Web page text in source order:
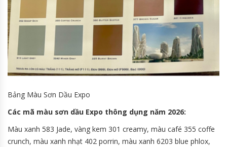
Bảng Màu Sơn Dầu Expo
Các mã màu sơn dầu Expo thông dụng năm 2026:
Màu xanh 583 Jade, vàng kem 301 creamy, màu café 355 coffe
crunch, màu xanh nhạt 402 porrin, màu xanh 6203 blue phlox,